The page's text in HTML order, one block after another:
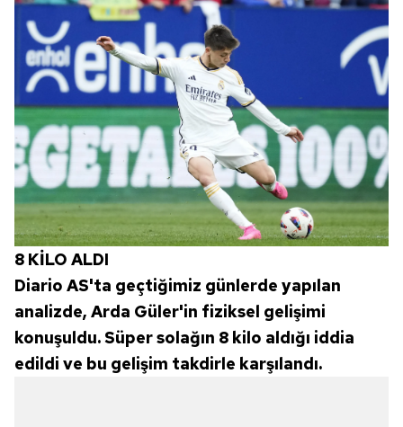
8 KİLO ALDI
Diario AS'ta geçtiğimiz günlerde yapılan
analizde, Arda Güler'in fiziksel gelişimi
konuşuldu. Süper solağın 8 kilo aldığı iddia
edildi ve bu gelişim takdirle karşılandı.